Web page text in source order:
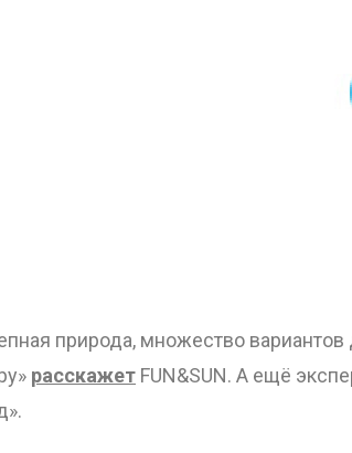
природа, множество
расскажет FUN&SUN. А ещё